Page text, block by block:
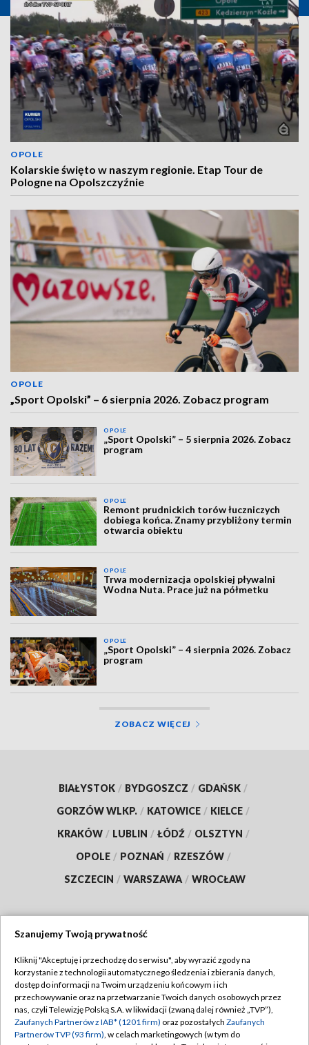
OPOLE
Kolarskie święto w naszym regionie. Etap Tour de
Pologne na Opolszczyźnie
OPOLE
„Sport Opolski” – 6 sierpnia 2026. Zobacz program
OPOLE
„Sport Opolski” – 5 sierpnia 2026. Zobacz
program
OPOLE
Remont prudnickich torów łuczniczych
dobiega końca. Znamy przybliżony termin
otwarcia obiektu
OPOLE
Trwa modernizacja opolskiej pływalni
Wodna Nuta. Prace już na półmetku
OPOLE
„Sport Opolski” – 4 sierpnia 2026. Zobacz
program
ZOBACZ WIĘCEJ
BIAŁYSTOK / BYDGOSZCZ / GDAŃSK /
GORZÓW WLKP. / KATOWICE / KIELCE /
KRAKÓW / LUBLIN / ŁÓDŹ / OLSZTYN /
OPOLE / POZNAŃ / RZESZÓW /
SZCZECIN / WARSZAWA / WROCŁAW
TVP
Abonament TVP
Emisja w TVP
Centrum informacji TVP
Regulamin TVP
Polityka prywatności
Szanujemy Twoją prywatność
Kliknij "Akceptuję i przechodzę do serwisu", aby wyrazić zgody na
korzystanie z technologii automatycznego śledzenia i zbierania danych,
dostęp do informacji na Twoim urządzeniu końcowym i ich
przechowywanie oraz na przetwarzanie Twoich danych osobowych przez
nas, czyli Telewizję Polską S.A. w likwidacji (zwaną dalej również „TVP”),
Zaufanych Partnerów z IAB* (1201 firm) oraz pozostałych Zaufanych
Partnerów TVP (93 firm), w celach marketingowych (w tym do